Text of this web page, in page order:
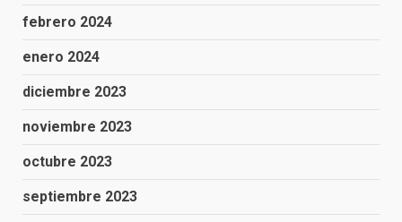
febrero 2024
enero 2024
diciembre 2023
noviembre 2023
octubre 2023
septiembre 2023